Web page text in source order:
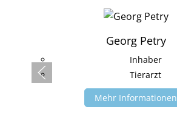
Georg Petry
Inhaber
Tierarzt
Mehr Informationen